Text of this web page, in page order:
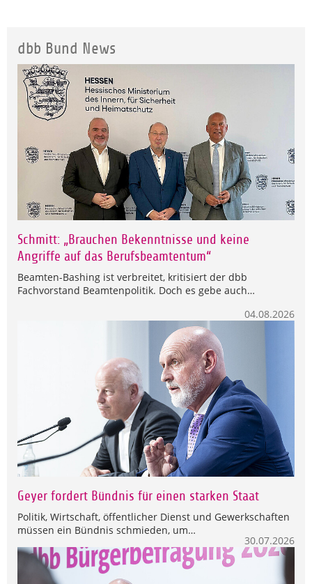
dbb Bund News
Schmitt: „Brauchen Bekenntnisse und keine
Angriffe auf das Berufsbeamtentum“
Beamten-Bashing ist verbreitet, kritisiert der dbb
Fachvorstand Beamtenpolitik. Doch es gebe auch…
04.08.2026
Geyer fordert Bündnis für einen starken Staat
Politik, Wirtschaft, öffentlicher Dienst und Gewerkschaften
müssen ein Bündnis schmieden, um…
30.07.2026